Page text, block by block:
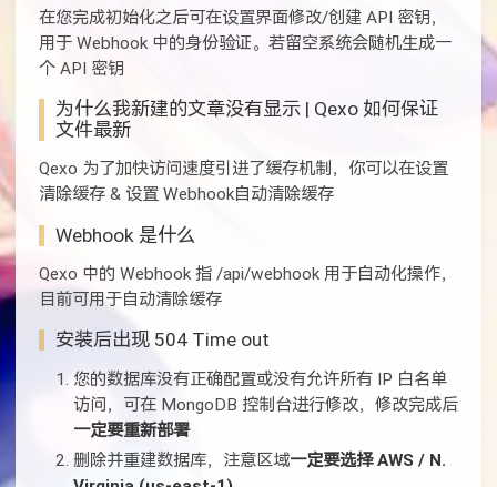
在您完成初始化之后可在设置界面修改/创建 API 密钥，
用于 Webhook 中的身份验证。若留空系统会随机生成一
个 API 密钥
为什么我新建的文章没有显示 | Qexo 如何保证
文件最新
Qexo 为了加快访问速度引进了缓存机制，你可以在设置
清除缓存 & 设置 Webhook自动清除缓存
Webhook 是什么
Qexo 中的 Webhook 指 /api/webhook 用于自动化操作，
目前可用于自动清除缓存
安装后出现 504 Time out
您的数据库没有正确配置或没有允许所有 IP 白名单
访问，可在 MongoDB 控制台进行修改，修改完成后
一定要重新部署
删除并重建数据库，注意区域一定要选择 AWS / N.